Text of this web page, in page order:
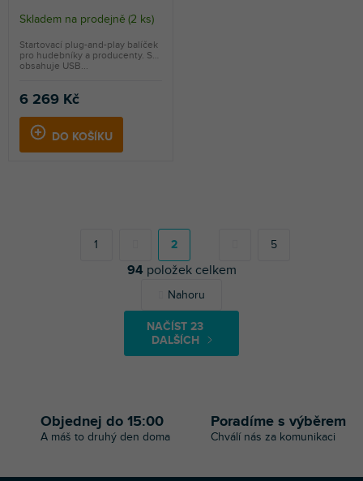
Skladem na prodejně (2 ks)
6 269 Kč
DO KOŠÍKU
Startovací plug-and-play balíček
pro hudebníky a producenty. Set
obsahuje USB...
O
l
á
y
NAČÍST 23
DALŠÍCH
t
á
n
o
v
á
n
í
1 2 5
94 položek celkem
Nahoru
Objednej do 15:00
A máš to druhý den doma
Poradíme s výběrem
Chválí nás za komunikaci